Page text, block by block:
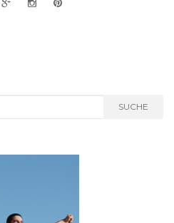
SUCHE